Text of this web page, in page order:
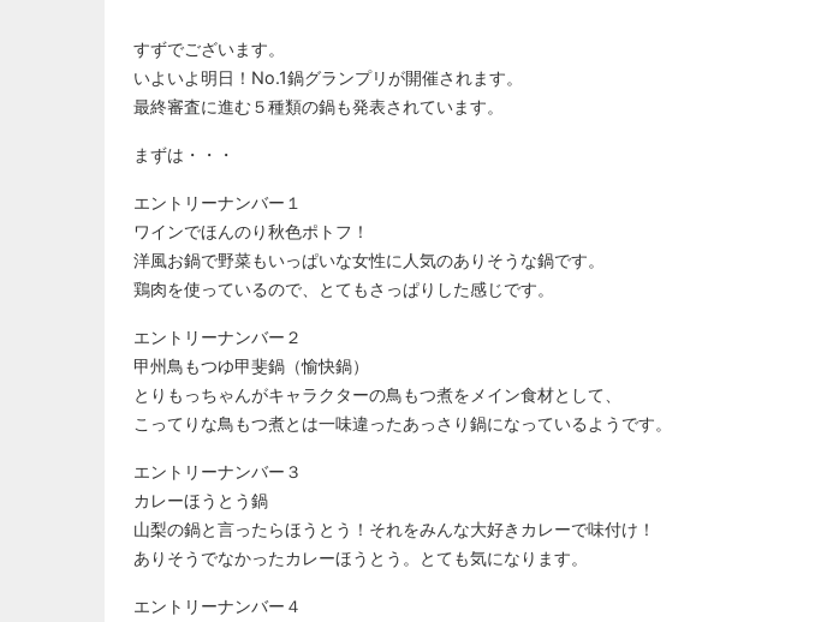
すずでございます。
いよいよ明日！No.1鍋グランプリが開催されます。
最終審査に進む５種類の鍋も発表されています。
まずは・・・
エントリーナンバー１
ワインでほんのり秋色ポトフ！
洋風お鍋で野菜もいっぱいな女性に人気のありそうな鍋です。
鶏肉を使っているので、とてもさっぱりした感じです。
エントリーナンバー２
甲州鳥もつゆ甲斐鍋（愉快鍋）
とりもっちゃんがキャラクターの鳥もつ煮をメイン食材として、
こってりな鳥もつ煮とは一味違ったあっさり鍋になっているようです。
エントリーナンバー３
カレーほうとう鍋
山梨の鍋と言ったらほうとう！それをみんな大好きカレーで味付け！
ありそうでなかったカレーほうとう。とても気になります。
エントリーナンバー４